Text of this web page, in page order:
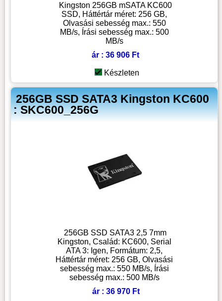
Kingston 256GB mSATA KC600
SSD, Háttértár méret: 256 GB,
Olvasási sebesség max.: 550
MB/s, Írási sebesség max.: 500
MB/s
ár : 36 906 Ft
Készleten
256GB SSD SATA3 Kingston KC600
: SKC600_256G
256GB SSD SATA3 2,5 7mm
Kingston, Család: KC600, Serial
ATA 3: Igen, Formátum: 2,5,
Háttértár méret: 256 GB, Olvasási
sebesség max.: 550 MB/s, Írási
sebesség max.: 500 MB/s
ár : 36 970 Ft